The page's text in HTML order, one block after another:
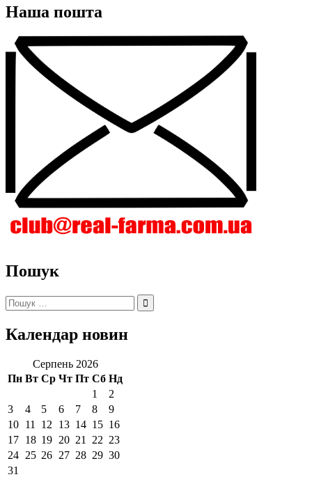
Наша пошта
Пошук
Пошук:
Календар новин
Серпень 2026
Пн Вт Ср Чт Пт Сб Нд
1
2
3
4 5 6 7 8
9
10 11 12 13 14 15 16
17 18 19 20 21 22 23
24 25 26 27 28 29 30
31